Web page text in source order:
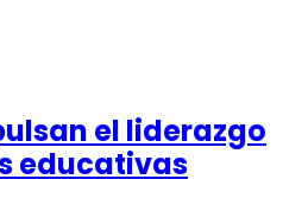
el liderazgo
educativas